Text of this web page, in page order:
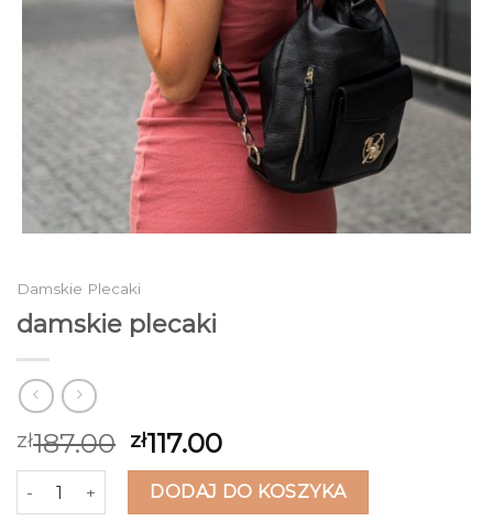
Damskie Plecaki
damskie plecaki
zł187.00 zł117.00
ilość damskie plecakiDODAJ DO KOSZYKA